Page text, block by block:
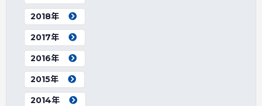
2018年
2017年
2016年
2015年
2014年